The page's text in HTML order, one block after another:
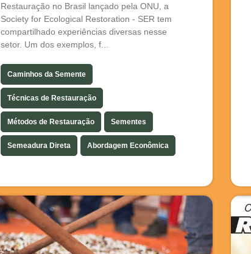
Restauração no Brasil lançado pela ONU, a
Society for Ecological Restoration - SER tem
compartilhado experiências diversas nesse
setor. Um dos exemplos, f...
Caminhos da Semente
Técnicas de Restauração
Métodos de Restauração Sementes
Semeadura Direta Abordagem Econômica